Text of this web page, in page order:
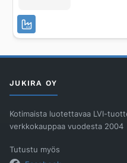
JUKIRA OY
Kotimaista luotettavaa LVI-
verkkokauppaa vuodesta 2004
Tutustu myös